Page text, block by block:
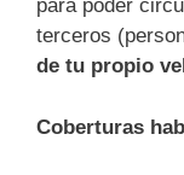
para poder
terceros
de tu propio
Coberturas